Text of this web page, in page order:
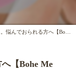
でおられる方へ【Bohe Me shop]
【Bohe Me